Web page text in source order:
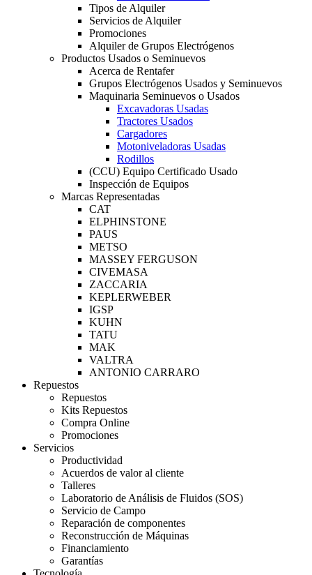
Tipos de Alquiler
Servicios de Alquiler
Promociones
Alquiler de Grupos Electrógenos
Productos Usados o Seminuevos
Acerca de Rentafer
Grupos Electrógenos Usados y Seminuevos
Maquinaria Seminuevos o Usados
Excavadoras Usadas
Tractores Usados
Cargadores
Motoniveladoras Usadas
Rodillos
(CCU) Equipo Certificado Usado
Inspección de Equipos
Marcas Representadas
CAT
ELPHINSTONE
PAUS
METSO
MASSEY FERGUSON
CIVEMASA
ZACCARIA
KEPLERWEBER
IGSP
KUHN
TATU
MAK
VALTRA
ANTONIO CARRARO
Repuestos
Repuestos
Kits Repuestos
Compra Online
Promociones
Servicios
Productividad
Acuerdos de valor al cliente
Talleres
Laboratorio de Análisis de Fluidos (SOS)
Servicio de Campo
Reparación de componentes
Reconstrucción de Máquinas
Financiamiento
Garantías